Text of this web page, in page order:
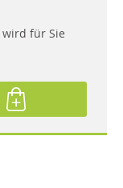
wird für Sie